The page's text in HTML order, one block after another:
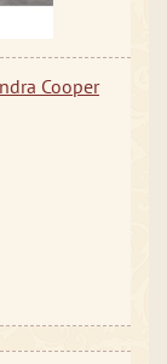
Cooper